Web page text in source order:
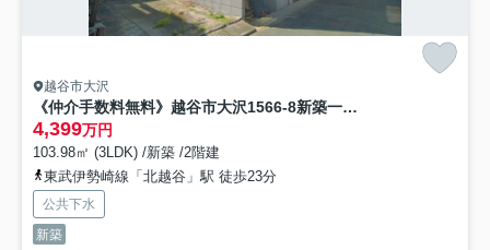
越谷市大沢
《仲介手数料無料》越谷市大沢1566-8新築一戸建てケイアイグレイス
4,399万円
103.98㎡ (3LDK) /新築 /2階建
東武伊勢崎線「北越谷」駅 徒歩23分
公共下水
新築